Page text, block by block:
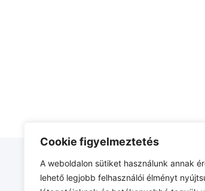
Cookie figyelmeztetés
A weboldalon sütiket használunk annak
lehető legjobb felhasználói élményt
FIÓKOM